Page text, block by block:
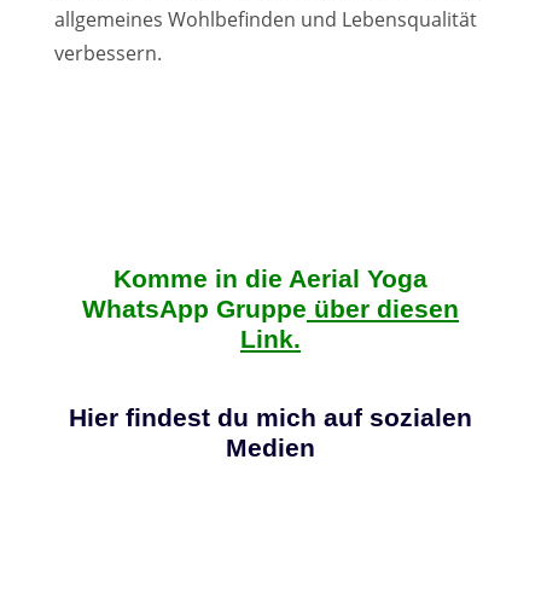
allgemeines Wohlbefinden und Lebensqualität
verbessern.
Komme in die Aerial Yoga
WhatsApp Gruppe über diesen
Link.
Hier findest du mich auf sozialen
Medien